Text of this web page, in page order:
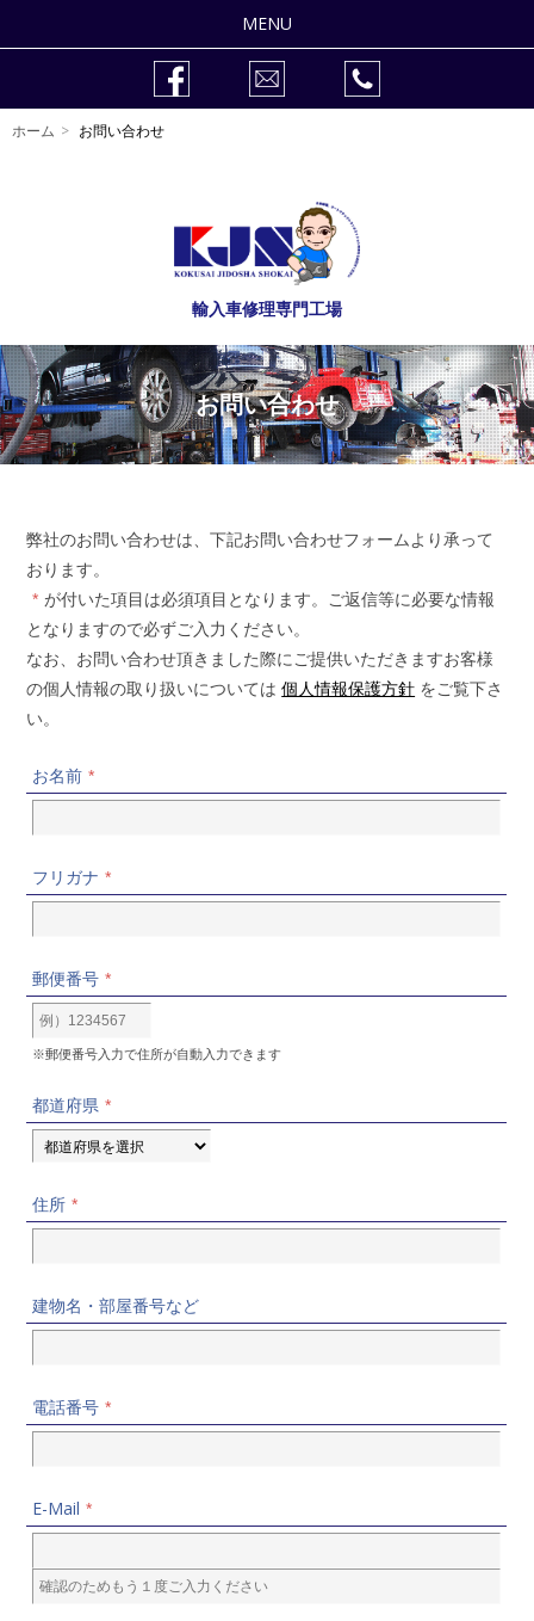
MENU
車検
自動車整備士の求人
ホーム お問い合わせ
輸入車修理専門工場
お問い合わせ
弊社のお問い合わせは、下記お問い合わせフォームより承って
おります。
* が付いた項目は必須項目となります。ご返信等に必要な情報
となりますので必ずご入力ください。
なお、お問い合わせ頂きました際にご提供いただきますお客様
の個人情報の取り扱いについては個人情報保護方針 をご覧下さ
い。
お名前 *
フリガナ *
郵便番号 *
※郵便番号入力で住所が自動入力できます
都道府県 *
住所 *
建物名・部屋番号など
電話番号 *
E-Mail *